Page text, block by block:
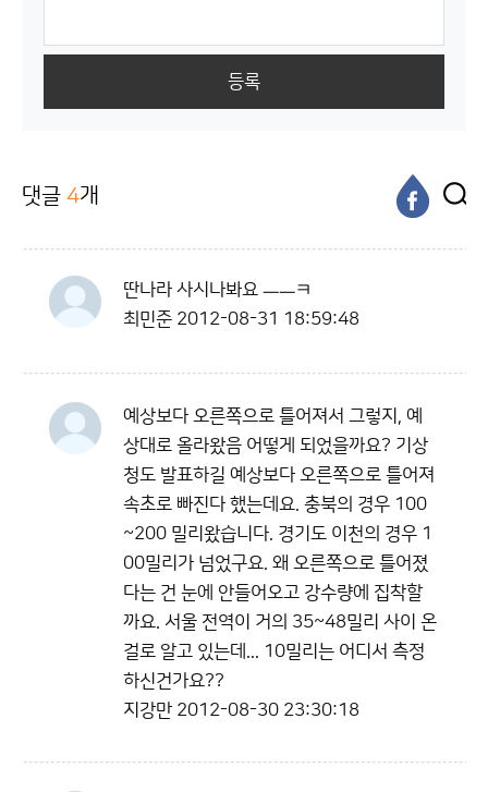
등록
댓글 4개
딴나라 사시나봐요 ㅡㅡㅋ
최민준 2012-08-31 18:59:48
예상보다 오른쪽으로 틀어져서 그렇지, 예
상대로 올라왔음 어떻게 되었을까요? 기상
청도 발표하길 예상보다 오른쪽으로 틀어져
속초로 빠진다 했는데요. 충북의 경우 100
~200 밀리왔습니다. 경기도 이천의 경우 1
00밀리가 넘었구요. 왜 오른쪽으로 틀어졌
다는 건 눈에 안들어오고 강수량에 집착할
까요. 서울 전역이 거의 35~48밀리 사이 온
걸로 알고 있는데... 10밀리는 어디서 측정
하신건가요??
지강만 2012-08-30 23:30:18